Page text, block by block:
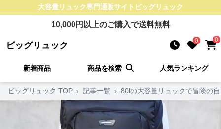
大容量リュック専門通販サイト ビッグリュック
10,000円以上のご購入で送料無料
ビッグリュック 0 0
新着商品 商品を検索 人気ランキング
ビッグリュック TOP › 記事一覧 › 80lの大容量リュックで冒険の